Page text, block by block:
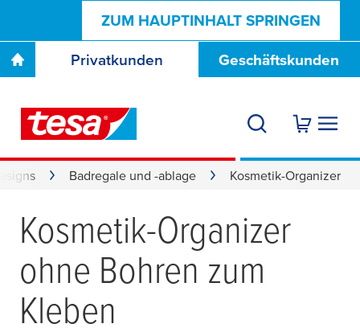
ZUM HAUPTINHALT SPRINGEN
Privatkunden Geschäftskunden
Bad­regale und -ablage Kosmetik-Organizer
Kosmetik-Organizer
ohne Bohren zum
Kleben